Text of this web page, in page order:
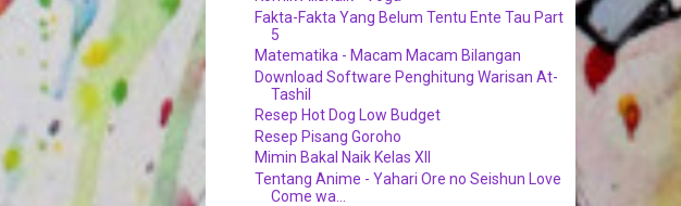
Fakta-Fakta Yang Belum Tentu Ente Tau Part
5
Matematika - Macam Macam Bilangan
Download Software Penghitung Warisan At-
Tashil
Resep Hot Dog Low Budget
Resep Pisang Goroho
Mimin Bakal Naik Kelas XII
Tentang Anime - Yahari Ore no Seishun Love
Come wa...